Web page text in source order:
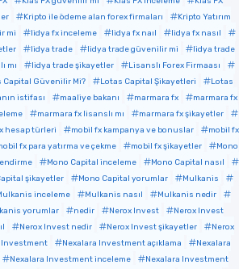
Kripto ile ödeme alan forex firmaları
Kripto Yatırım
mi lidya fx inceleme lidya fx naıl
lidya fx nasıl
lidya trade lidya trade güvenilir mi
lidya trade
mı lidya trade şikayetler
Lisanslı Forex Firmaası
Capital Güvenilir Mi? Lotas Capital Şikayetleri
Lotas
istifası maaliye bakanı marmara fx
marmara fx
marmara fx lisanslı mı
marmara fx şikayetler
hesap türleri mobil fx kampanya ve bonuslar
mobil fx
fx para yatırma ve çekme mobil fx şikayetler
Mono
Mono Capital inceleme
Mono Capital nasıl
şikayetler Mono Capital yorumlar
Mulkanis
inceleme Mulkanis nasıl
Mulkanis nedir
yorumlar nedir Nerox Invest
Nerox Invest
Nerox Invest nedir Nerox Invest şikayetler
Nerox
Investment Nexalara Investment açıklama
Nexalara
Nexalara Investment inceleme
Nexalara Investment